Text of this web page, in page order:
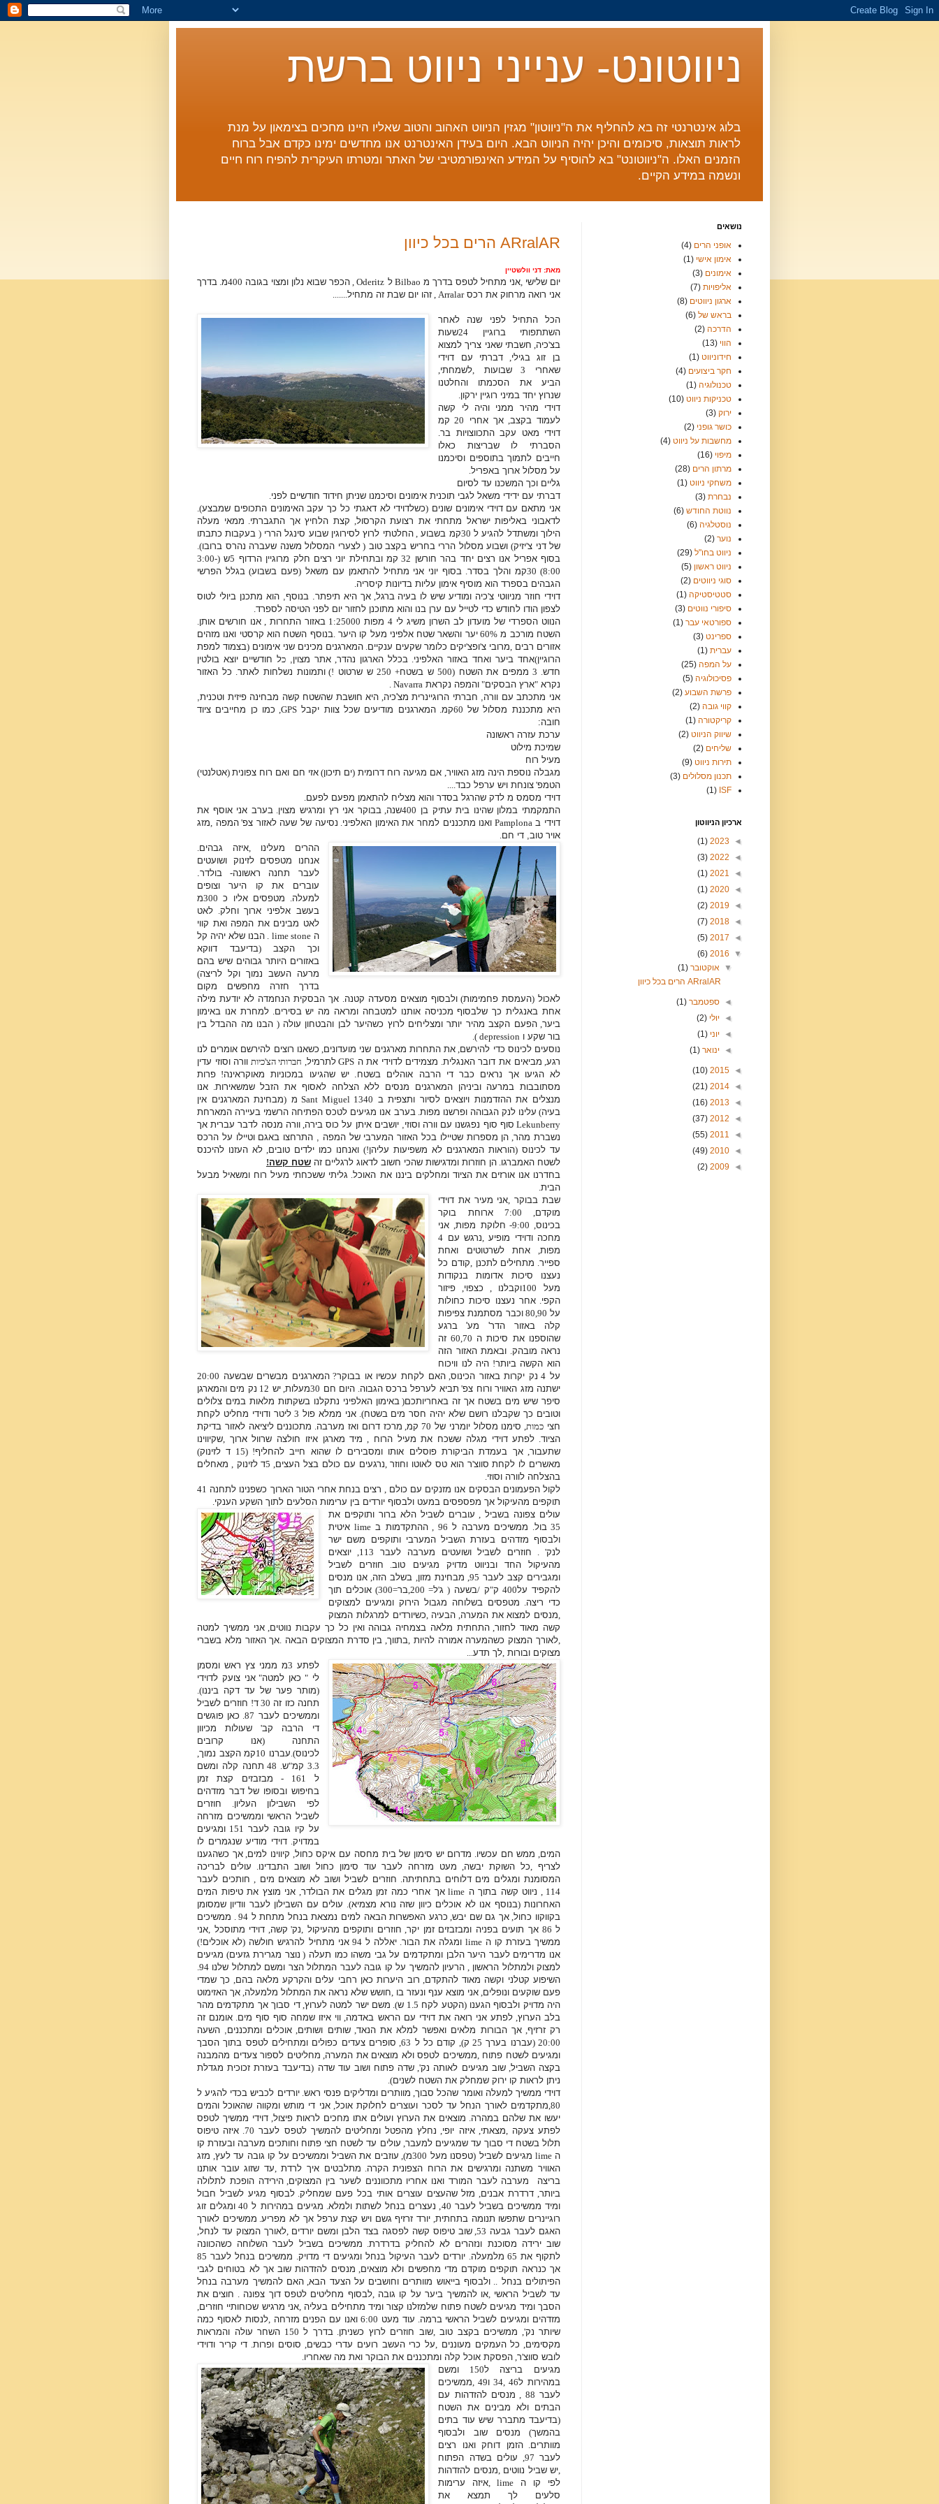
ניווטונט- ענייני ניווט ברשת
בלוג אינטרנטי זה בא להחליף את ה"ניווטון" מגזין הניווט האהוב והטוב שאליו היינו מחכים בצימאון על מנת
לראות תוצאות, סיכומים והיכן יהיה הניווט הבא. היום בעידן האינטרנט אנו מחדשים ימינו כקדם אבל ברוח
הזמנים האלו. ה"ניווטונט" בא להוסיף על המידע האינפורמטיבי של האתר ומטרתו העיקרית להפיח רוח חיים
ונשמה במידע הקיים.
ARralAR הרים בכל כיוון
מאת: דני וולשטיין
יום שלישי,אני מתחיל לטפס בדרך מ Bilbao ל Oderitz , הכפר שבוא נלון ומצוי בגובה 400מ. בדרך
אני רואה מרחוק את רכסArralar , זהו יום שבת זה מתחיל.......
הכל התחיל לפני שנה לאחר
השתתפותי ברוגיין 24שעות
בצ'כיה, חשבתי שאני צריך למצוא
בן זוג בגילי, דברתי עם דוידי
שאחרי 3 שבועות ,לשמחתי,
הביע את הסכמתו והחלטנו
שנרוץ יחד במיני רוגיין ירקון.
דוידי מהיר ממני והיה לי קשה
לעמוד בקצב,אך אחרי 20 קמ
דוידי מאט עקב התכווצויות בר.
הסברתי לו שבריצות כאלו
חייבים לתמוך בתוספים וסיכמנו
על מסלול ארוך באפריל.
גליים וכך המשכנו עד לסיום
דברתי עם ידידי משאל לגבי תוכנית אימונים וסיכמנו שניתן חידוד חודשיים לפני.
אני מתאם עם דוידי אימונים שונים (כשלדוידי לא דאגתי כל כך עקב האימונים התכופים שמבצע).
לדאבוני באליפות ישראל מתחתי את רצועת הקרסול, קצת הלחיץ אך התגברתי. ממאי מעלה
הילוך ומשתדל להגיע ל 30קמ בשבוע ,החלטתי לרוץ לסירוגין שבוע סינגל הררי( בעקבות כתבתו
של דני צ'יזיק) ושבוע מסלול הררי בחריש בקצב טוב (לצערי המסלול משנה שעברה נהרס ברובו).
בסוף אפריל אנו רצים יחד בהר חורשן 32 קמ ובתחילת יוני רצים חלק מרוגיין הרדוף 5ש (3:00-
8:00) 30
קמ והלך בסדר. בסוף יוני אני מתחיל להתאמן עם משאל(פעם בשבוע)בגלל הפרשי
הגבהים בספרד הוא מוסיף אימון עליות בדיונות קיסריה.
דוידי חוזר מניווטי צ'כיה ומודיע שיש לו בעיה ברגל,אך היא תיפתר. בנוסף, הוא מתכנן ביולי לטוס
לצפון הודו לחודש כדי לטייל עם ערן בנו והוא מתוכנן לחזור יום לפני הטיסה לספרד.
הנווט הספרדי של מועדון לב השרון משיג לי4 מפות 1:25000 באזור התחרות , אנו חורשים אותן.
השטח מורכב מ 60% יער והשאר שטח אלפיני מעל קו היער.בנוסף השטח הוא קרסטי ואנו מזהים
אזורים רבים ,מרובי צ'ופצ'יקים כלומר שקעים ענקיים. המארגנים מכינים שני אימונים (בצמוד למפת
הרוגיין)אחד ביער ואחד באזור האלפיני. בכלל הארגון נהדר, אתר מצוין, כל חודשיים יוצא בולטין
חדש. 3 ממפים את השטח(500 ש בשטח+ 250 ש שרטוט !)ותמונות נשלחות לאתר. כל האזור
נקרא "ארץ הבסקים" והמפה נקראת Navarra .
אני מתכתב עם וורה, חברתי הרוגיינרית מצ'כיה, היא חושבת שהשטח קשה מבחינה פיזית וטכנית,
היא מתכננת מסלול של 60קמ.המארגנים מודיעים שכל צוות יקבל GPS,
כמו כן מחייבים ציוד
חובה:
ערכת עזרה ראשונה
שמיכת מילוט
מעיל רוח
מגבלה נוספת הינה מזג האוויר, אם מגיעה רוח דרומית(ים תיכון)אזי חם ואם רוח צפונית(אטלנטי)
הטמפ' צונחת ויש ערפל כבד....
דוידי מסמס מ לדק שהרגל בסדר והוא מצליח להתאמן מפעם לפעם.
התמקמתי במלון שהינו בית עתיק בן 400שנה,בבוקר אני רץ ומרגיש מצוין.בערב אני אוסף את
דוידי בPamplona ואנו מתכננים למחר את האימון האלפיני. נסיעה של שעה לאזור צפ'המפה ,מזג
אויר טוב, די חם.
ההרים מעלינו,איזה גבהים.
אנחנו מטפסים לזינוק ושועטים
לעבר תחנה ראשונה- בולדר.
עוברים את קו היער וצופים
למעלה. מטפסים אליו כ 300מ
בעשב אלפיני ארוך וחלק. לאט
לאט מבינים את המפה ואת קווי
הlime stone .
הבנו שלא יהיה קל
וכך הקצב(בדיעבד דווקא
באזורים היותר גבוהים שיש בהם
מרעה העשב נמוך וקל לריצה)
בדרך חזרה מחפשים מקום
לאכול(העמסת פחמימות)ולבסוף מוצאים מסעדה קטנה. אך הבסקית הנחמדה לא יודעת מילה
אחת באנגלית כך שלבסוף מכניסה אותנו למטבחה ומראה מה יש בסירים.למחרת אנו באימון
ביער,הפעם הקצב מהיר יותר ומצליחים לרוץ כשהיער לבן והבטחון עולה( הבנו מה ההבדל בין
בור שקע ו depression ).
נוסעים לכינוס כדי להירשם, את התחרות מארגנים שני מועדונים, כשאנו רוצים להירשם אומרים לנו
רגע, מביאים את דובר האנגלית. מצמידים לדוידי את ה GPS לתרמיל, חברותי הצ'כיות וורה וסוזי עדין
לא הגיעו אך נראים כבר די הרבה אוהלים בשטח. יש שהגיעו במכוניות מאוקראינה! פרות
מסתובבות במרעה וביניהן המארגנים מנסים ללא הצלחה לאסוף את הזבל שמשאירות. אנו
מנצלים את ההזדמנות ויוצאים לסיור ותצפית ב Sant Miguel 1340 מ (מבחינת המארגנים אין
בעיה) עלינו לנק הגבוהה ופרשנו מפות.בערב אנו מגיעים לטכס הפתיחה הרשמי בעיירה המארחת
Lekunberry סוף סוף נפגשנו עם וורה וסוזי, יושבים איתן על כוס בירה,וורה מנסה לדבר עברית אך
נשברת מהר, הן מספרות שטיילו בכל האזור המערבי של המפה , התרחצו באגם וטיילו על הרכס
עד לכינוס(הוראות המארגנים לא משפיעות עליהן!) ואנחנו כמו ילדים טובים, לא העזנו להיכנס
לשטח האמברגו. הן חוזרות ומדגישות שהכי חשוב לדאוג לרגליים זה שטח קשה!
בחדרנו אנו אורזים את הציוד ומחלקים ביננו את האוכל. גליתי ששכחתי מעיל רוח ומשאיל מבעל
הבית.
שבת בבוקר ,אני מעיר את דוידי
מוקדם, 7:00
ארוחת בוקר
בכינוס, 9:00- חלוקת מפות, אני
מחכה ודוידי מופיע,נרגש עם 4
מפות, אחת לשרטוטים ואחת
ספייר. מתחילים לתכנן,קודם כל
נעצנו סיכות אדומות בנקודות
מעל 100וקבלנו, כצפוי, פיזור
הקפי.אחר נעצנו סיכות כחולות
על 80,90 וכבר מסתמנת צפיפות
קלה באזור הדר' מע'
ברגע
שהוספנו את סיכות ה 60,70 זה
נראה מובהק. ובאמת האזור הזה
הוא הקשה ביותר! היה לנו וויכוח
על 4 נק יקרות באזור הכינוס,האם לקחת עכשיו או בבוקר?המארגנים מבשרים שבשעה 20:00
ישתנה מזג האוויר ורוח צפ' תביא לערפל ברכס הגבוה. היום חם 30מעלות,יש 12 נק מים והמארגן
סיפר שיש מים בשטח אך זה באחריותכם(באימון האלפיני נתקלנו בשקתות מלאות במים צלולים
וטובים כך שקבלנו רושם שלא יהיה חסר מים בשטח).אני ממלא פול 3 ליטר ודוידי מחליט לקחת
חצי כמות, סימנו מסלול יומרני של 70 קמ, מרכז דרום ואז מערבה. מתכוננים ליציאה לאזור בדיקת
הציוד. לפתע דוידי מגלה ששכח את מעיל הרוח , מיד מארגן איזו חולצה שרוול ארוך ,שקיווינו
שתעבור,אך בעמדת הביקורת פוסלים אותו ומסבירים לו שהוא חייב להחליף! (15 ד לזינוק)
מאשרים לו לקחת סווצ'ר הוא טס לאוטו וחוזר,נרגעים עם כולם בצל העצים, 5 ד לזינוק, מאחלים
בהצלחה לוורה וסוזי.
לקול הפעמונים הבסקים אנו מזנקים עם כולם, רצים בנחת אחרי הטור הארוך כשפנינו לתחנה 41
תוקפים מהעיקול אך מפספסים במעט ולבסוף יורדים בין ערימות הסלעים לתוך השקע הענקי.
עולים צפונה בשביל , עוברים לשביל הלא ברור ותוקפים את
35 בול. ממשיכים מערבה ל 96 , ההתקדמות בlime איטית
ולבסוף מזדהים בעזרת השביל המערבי ותוקפים משם ישר
לנק' . חוזרים לשביל ושועטים מערבה לעבר 113,
יוצאים
מהעיקול החד ובניווט מדויק מגיעים טוב. חוזרים לשביל
ומגבירים קצב לעבר 95, מבחינת מזון, בשלב הזה, אנו מנסים
להקפיד על400 ק"ק /בשעה ( ג'ל= 200, בר=300)
אוכלים תוך
כדי ריצה. מטפסים בשלוחה מגבול הירוק ומגיעים למצוקים
,מנסים למצוא את המערה, הבעיה,כשיורדים למרגלות המצוק
קשה מאוד לחזור,התחתית מלאה בצמחיה גבוהה ואין כל כך עקבות נווטים,אני ממשיך למטה
,לאורך המצוק כשהמערה אמורה להיות ,בתווך, בין סדרת המצוקים הבאה .אך האזור מלא בשברי
מצוקים ובורות ,לך תדע...
לפתע 3מ ממני צץ ראש ומסמן
לי " כאן למטה"אני צועק לדוידי
(מותר פער של עד דקה ביננו).
תחנה כזו זה 30 ד! חוזרים לשביל
וממשיכים לעבר 87. כאן פוגשים
די הרבה קב' שעולות מכיוון
התחנה(אנו קרובים
לכינוס).עברנו 10קמ הקצב נמוך,
3.3 קמ"ש. 48
תחנה קלה ומשם
ל 161 -
מבזבזים קצת זמן
בחיפוש ובסופו של דבר מזדהים
לפי השבילון העליון. חוזרים
לשביל הראשי וממשיכים מזרחה
על קיו גובה לעבר 151 ומגיעים
במדויק.דוידי מודיע שנגמרים לו
המים, ממש חם עכשיו. מדרום יש סימון של בית מחסה עם איקס כחול, קיווינו למים,אך כשהגענו
לצריף ,כל השוקת יבשה, מעט מזרחה לעבר עוד סימון כחול ושוב התבדינו. עולים לבריכה
המסומנת ומגלים מים דלוחים בתחתיתה. חוזרים לשביל ושוב לא מוצאים מים, חותכים לעבר
114 ,
ניווט קשה בתוך ה lime אך אחרי כמה זמן מגלים את הבולדר, אני מוצץ את טיפות המים
האחרונות(בנוסף אנו לא אוכלים כיוון שזה נורא מצמיא). עולים עם השבילון לעבר וודיון שמסומן
בקווקוו כחול,אך גם שם יבש, כרגע האפשרות הבאה למים נמצאת בנחל מתחת ל 94 .
ממשיכים
ל 86 אך תועים בפניה ומבזבזים זמן יקר, חוזרים ותוקפים מהעיקול ,נק' קשה, דוידי מתוסכל ,אני
ממשיך בעזרת קו הlime ומגלה את הבור. יאללה ל94 אני מתחיל להרגיש חולשה (לא אוכלים!)
אנו מדרימים לעבר היער הלבן ומתקדמים על גבי משהו כמו תעלה ( נוצר מגרירת גזעים) מגיעים
למצוק ולמתלול הראשון, הרעיון להמשיך על קו גובה לעבר המתלול הצר ומשם למתלול שלנו 94.
השיפוע קטלני וקשה מאוד להתקדם, רוב היערות כאן רחבי עלים והקרקע מלאה בהם, כך שמדי
פעם שוקעים ונופלים, אני מוצא ענף ונעזר בו ,חושש שלא נראה את המתלול מלמעלה, אך האזימוט
היה מדויק ולבסוף הגענו(הקטע לקח 1.5 ש). משם ישר למטה לערוץ,די סבוך אך מתקדמים מהר
בלב הערוץ,לפתע אני רואה את דוידי עם הראש באדמה, ווי איזו שמחה סוף סוף מים. אומנם זה
רק זרזיף,אך הבורות מלאים ואפשר למלא את הנאד,שותים ושותים, אוכלים ומתכננים, השעה
20:00 (
עברנו בערך 25 ק), קודם כל ל 63, סופרים צעדים כפולים ומתחילים לטפס בתוך הסבך
ומגיעים לשטח פתוח,ממשיכים לטפס ולא מוצאים את המערה, מחליטים לספור צעדים מהמבנה
בקצה השביל,שוב מגיעים לאותה נק', שדה פתוח ושוב עוד שדה (בדיעבד בעזרת זכוכית מגדלת
ניתן לראות קו ירוק שמחלק את השטח לשנים).
דוידי ממשיך למעלה ואומר שהכל סבוך, מוותרים ומדליקים פנסי ראש.יורדים לכביש בכדי להגיע ל
80, מתקדמים לאורך הנחל עד לסכר ועוצרים לחלוקת אוכל,אני די מותש ומקווה שהאוכל והמים
יעשו את שלהם במהרה. מוצאים את הערוץ ועולים אתו מחכים לראות פיצול, דוידי ממשיך לטפס
לפתע צעקה,מצאתי,איזה יופי, נחלץ מהפטל ומחליטים להמשיך לטפס לעבר 70. איזה טיפוס
תלול בשטח די סבוך עד שמגיעים למעבר, עולים עד לשטח חצי פתוח וחותכים מערבה ובעזרת קו
הlime מגיעים לשביל (טפסנו מעל 300מ), עוזבים את השביל וממשיכים על קו גובה עד לעץ, מזג
האוויר משתנה ומרגישים את הרוח הצפונית הקרה. מתלבטים איך לרדת,עד שזוג עובר אותנו
בריצה מערבה לעבר המורד ואנו אחריו מתכווננים לשער בין המצוקים,הירידה הופכת לתלולה
ביותר, דרדרת אבנים, מזל שהעצים עוצרים אותי בכל פעם שמחליק.לבסוף מגיע לשביל חבול
ומיד ממשיכים בשביל לעבר 40, נעצרים בנחל לשתות ולמלא. מגיעים במהירות ל 40 ומגלים זוג
רוגיינרים שתפשו תנומה בתחתית, יורד זרזיף גשם ויש קצת ערפל אך לא מפריע. ממשיכים לאורך
האגם לעבר גבעה 53, שוב טיפוס קשה לפסגה בצד הלבן ומשם יורדים,לאורך המצוק עד לנחל,
שוב ירידה מסוכנת ונזהרים לא להחליק בדרדרת. ממשיכים בשביל לעבר השלוחה כשהכוונה
לתקוף את 65 מלמעלה. יורדים לעבר העיקול בנחל ומגיעים די מדויק. ממשיכים בנחל לעבר 85
אך כנראה תוקפים מוקדם מדי מחפשים ולא מוצאים, מנסים להזדהות שוב אך לא בטוחים לגבי
הפיתולים בנחל .. ולבסוף בייאוש מוותרים וחושבים על הצעד הבא,האם להמשיך מערבה בנחל
עד לשביל הראשי,או להמשיך ביער על קו גובה,לבסוף מחליטים לטפס דוך צפונה. חוצים את
הסבך ומיד מגיעים לשטח פתוח שלמזלנו קצור ומיד מתחילים בעליה,אני מרגיש שכוחותיי חוזרים,
מזדהים ומגיעים לשביל הראשי ברמה. עוד מעט 6:00 ואנו עם הפנים מזרחה,לנסות לאסוף כמה
שיותר נק', ממשיכים בקצב טוב,שוב חוזרים לרוץ כשניתן.בדרך ל 150 השחר עולה והמראות
מקסימים, כל העמקים מעוננים ,על כרי העשב רועים עדרי כבשים, סוסים ופרות. די קריר ודוידי
לובש סווצ'ר, הפסקת אוכל קלה ומתכננים את הבוקר ואת מה שאחריו.
מגיעים בריצה ל150
ומשם
במהירות ל46 ,34 ו49 , ממשיכים
לעבר 88 ,
מנסים להזדהות עם
הבתים ולא מבינים את השטח
(בדיעבד מתברר שיש עוד בתים
בהמשך) מנסים שוב ולבסוף
מוותרים.הזמן דוחק ואנו רצים
לעבר 97,
עולים בשדה הפתוח
,יש שביל נווטים,מנסים להזדהות
לפי קו ה lime ,
איזה ערימות
סלעים לך תמצא את
נושאים
אופני הרים (4)
אימון אישי (1)
אימונים (3)
אליפויות (7)
ארגון ניווטים (8)
בראש של (6)
הדרכה (2)
הווי (13)
חידוניווט (1)
חקר ביצועים (4)
טכנולוגיה (1)
טכניקות ניווט (10)
ירוק (3)
כושר גופני (2)
מחשבות על ניווט (4)
מיפוי (16)
מרתון הרים (28)
משחקי ניווט (1)
נבחרת (3)
נווטת החודש (6)
נוסטלגיה (6)
נוער (2)
ניווט בחו"ל (29)
ניווט ראשון (5)
סוגי ניווטים (2)
סטטיסטיקה (1)
סיפורי נווטים (3)
ספורטאי עבר (1)
ספרינט (3)
עברית (1)
על המפה (25)
פסיכולוגיה (5)
פרשת השבוע (2)
קווי גובה (2)
קריקטורה (1)
שיווק הניווט (2)
שליחים (2)
תירות ניווט (9)
תכנון מסלולים (3)
ISF
(1)
ארכיון הניווטון
◄
2023
(1)
◄
2022
(3)
◄
2021
(1)
◄
2020
(1)
◄
2019
(2)
◄
2018
(7)
◄
2017
(5)
▼
2016
(6)
▼ אוקטובר(1)
ARralAR הרים בכל כיוון
◄ספטמבר(1)
◄ יולי(2)
◄ יוני(1)
◄ ינואר(1)
◄
2015
(10)
◄
2014
(21)
◄
2013
(16)
◄
2012
(37)
◄
2011
(55)
◄
2010
(49)
◄
2009
(2)